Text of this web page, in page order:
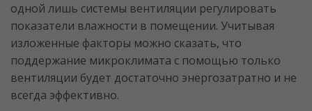
одной лишь системы вентиляции регулировать
показатели влажности в помещении. Учитывая
изложенные факторы можно сказать, что
поддержание микроклимата с помощью только
вентиляции будет достаточно энергозатратно и не
всегда эффективно.